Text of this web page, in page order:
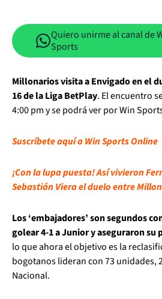
Quiero unirme al canal de
Sports
Millonarios visita a Envigado en el
16 de la Liga BetPlay. El encuentro
4:00 pm y se podrá ver por Win
Suscríbete aquí a Win Sports Online
¡Con la lupa puesta! Así vivieron
Sebastián Viera el duelo entre
Los ‘embajadores’ son segundos
golear 4-1 a Junior y aseguraron su
lo que ahora el objetivo es la
bogotanos lideran con 73 unidades,
Nacional.